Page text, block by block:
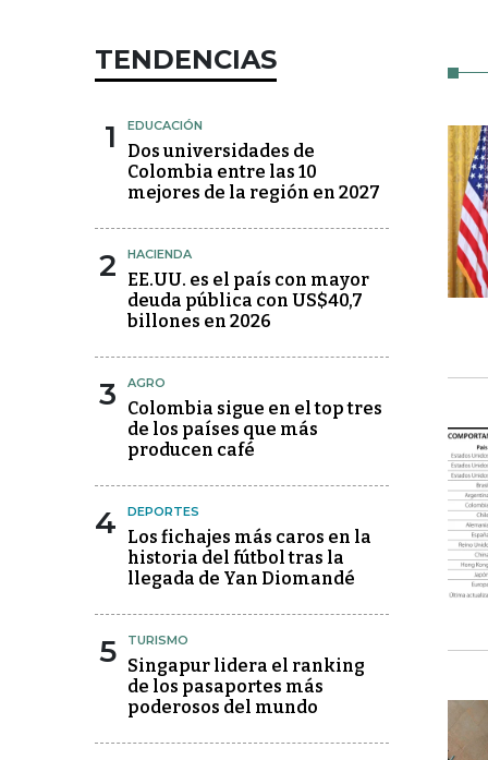
TENDENCIAS
1 EDUCACIÓN
Dos universidades de
Colombia entre las 10
mejores de la región en 2027
2 HACIENDA
EE.UU. es el país con mayor
deuda pública con US$40,7
billones en 2026
3 AGRO
Colombia sigue en el top tres
de los países que más
producen café
4 DEPORTES
Los fichajes más caros en la
historia del fútbol tras la
llegada de Yan Diomandé
5 TURISMO
Singapur lidera el ranking
de los pasaportes más
poderosos del mundo